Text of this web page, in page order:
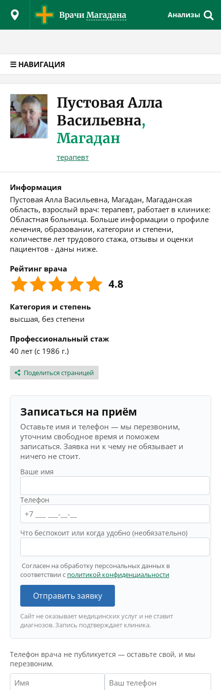
Врачи Магадана Анализы
☰ НАВИГАЦИЯ
Пустовая Алла
Васильевна,
Магадан
терапевт
Информация
Пустовая Алла Васильевна, Магадан, Магаданская
область, взрослый врач: терапевт, работает в клинике:
Областная больница. Больше информации о профиле
лечения, образовании, категории и степени,
количестве лет трудового стажа, отзывы и оценки
пациентов - даны ниже.
Рейтинг врача
4.8
Категория и степень
высшая, без степени
Профессиональный стаж
40 лет (с 1986 г.)
Поделиться страницей
Записаться на приём
Оставьте имя и телефон — мы перезвоним,
уточним свободное время и поможем
записаться. Заявка ни к чему не обязывает и
ничего не стоит.
Ваше имя
Телефон
Что беспокоит или когда удобно (необязательно)
Согласен на обработку персональных данных в
соответствии с политикой конфиденциальности
Отправить заявку
Сайт не оказывает медицинских услуг и не ставит
диагнозов. Запись подтверждает клиника.
Телефон врача не публикуется — оставьте свой, и мы
перезвоним.